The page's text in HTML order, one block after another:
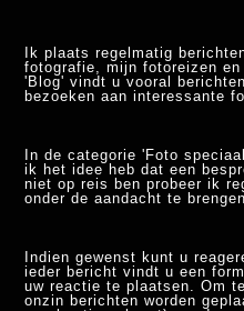
Ik plaats regelmatig
fotografie, mijn fotoreizen
'Blog' vindt u vooral
bezoeken aan interessante
In de categorie 'Foto
ik het idee heb dat een
niet op reis ben probeer ik
onder de aandacht te
Indien gewenst kunt u
ieder bericht vindt u een
uw reactie te plaatsen. Om
onzin berichten worden